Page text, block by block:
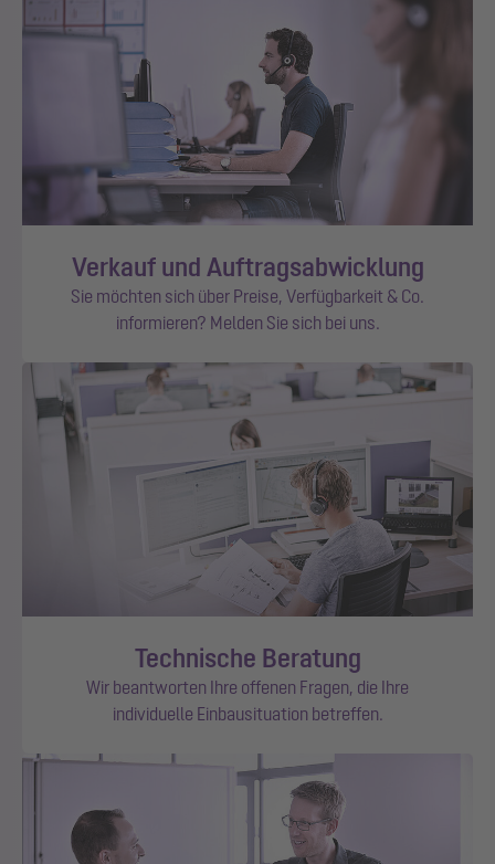
Verkauf und Auftragsabwicklung
Sie möchten sich über Preise, Verfügbarkeit & Co.
informieren? Melden Sie sich bei uns.
Technische Beratung
Wir beantworten Ihre offenen Fragen, die Ihre
individuelle Einbausituation betreffen.